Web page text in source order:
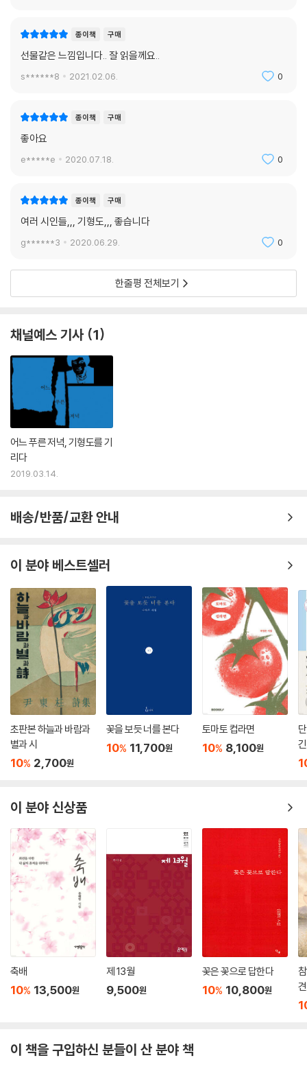
종이책 구매
선물같은 느낌입니다.. 잘 읽을께요..
s******8 2021.02.06. 0
종이책 구매
좋아요
e*****e 2020.07.18. 0
종이책 구매
여러 시인들,,, 기형도,,, 좋습니다
g******3 2020.06.29. 0
한줄평 전체보기
채널예스 기사 1
어느 푸른 저녁, 기형도를 기
리다
2019.03.14.
배송/반품/교환 안내
이 분야 베스트셀러
초판본 하늘과 바람과
별과 시
10% 2,700원
꽃을 보듯 너를 본다
10% 11,700원
토마토 컵라면
10% 8,100원
이 분야 신상품
축배
10% 13,500원
제 13월
9,500원
꽃은 꽃으로 답한다
10% 10,800원
이 책을 구입하신 분들이 산 분야 책